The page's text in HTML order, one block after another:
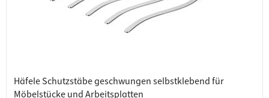
Häfele Schutzstäbe geschwungen selbstklebend für
Möbelstücke und Arbeitsplatten